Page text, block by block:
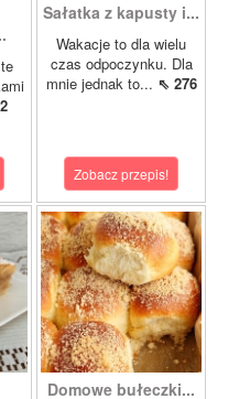
Sałatka z kapusty i...
Wakacje to dla wielu
czas odpoczynku. Dla
mnie jednak to... ⇖ 276
Zobacz przepis!
Domowe bułeczki...